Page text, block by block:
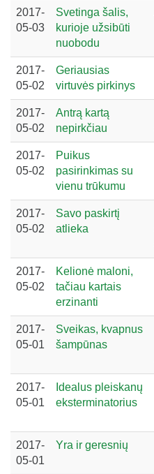
2017-
05-03
Svetinga šalis,
kurioje užsibūti
nuobodu
2017-
05-02
Geriausias
virtuvės pirkinys
2017-
05-02
Antrą kartą
nepirkčiau
2017-
05-02
Puikus
pasirinkimas su
vienu trūkumu
2017-
05-02
Savo paskirtį
atlieka
2017-
05-02
Kelionė maloni,
tačiau kartais
erzinanti
2017-
05-01
Sveikas, kvapnus
šampūnas
2017-
05-01
Idealus pleiskanų
eksterminatorius
2017-
05-01
Yra ir geresnių